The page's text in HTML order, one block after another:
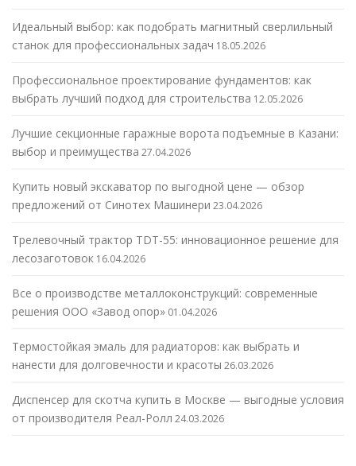
Идеальный выбор: как подобрать магнитный сверлильный
станок для профессиональных задач 18.05.2026
Профессиональное проектирование фундаментов: как
выбрать лучший подход для строительства 12.05.2026
Лучшие секционные гаражные ворота подъемные в Казани:
выбор и преимущества 27.04.2026
Купить новый экскаватор по выгодной цене — обзор
предложений от Синотех Машинери 23.04.2026
Трелевочный трактор TDT-55: инновационное решение для
лесозаготовок 16.04.2026
Все о производстве металлоконструкций: современные
решения ООО «Завод опор» 01.04.2026
Термостойкая эмаль для радиаторов: как выбрать и
нанести для долговечности и красоты 26.03.2026
Диспенсер для скотча купить в Москве — выгодные условия
от производителя Реал-Ролл 24.03.2026